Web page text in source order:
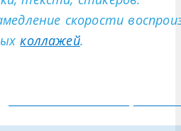
скорости
коллажей.